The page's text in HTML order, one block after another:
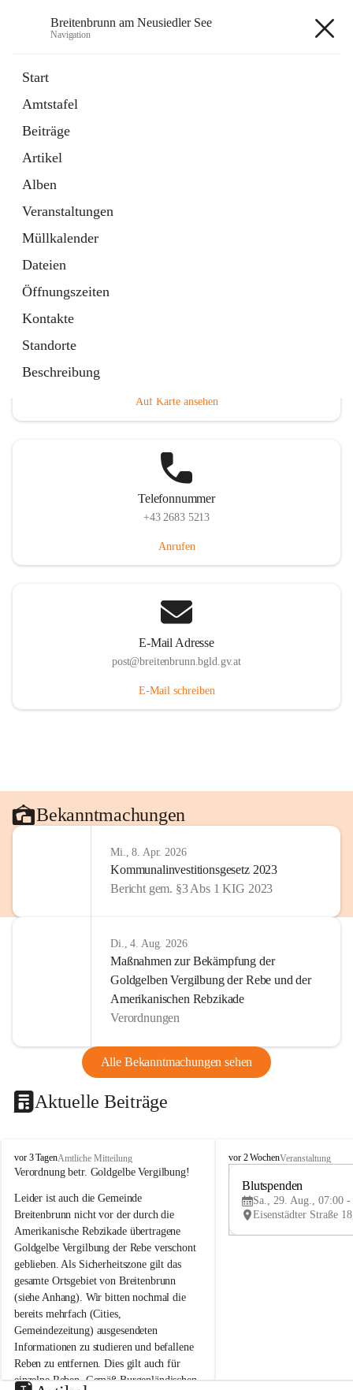
Breitenbrunn am Neusiedler See
Navigation
Start
Amtstafel
Beiträge
Artikel
Alben
Veranstaltungen
Müllkalender
Dateien
Öffnungszeiten
Kontakte
Standorte
Beschreibung
18 Schnellzugriffe
Gemeindeservice
Auf Karte ansehen
Telefonnummer
+43 2683 5213
Anrufen
E-Mail Adresse
post@breitenbrunn.bgld.gv.at
E-Mail schreiben
Bekanntmachungen
Mi., 8. Apr. 2026
Kommunalinvestitionsgesetz 2023
Bericht gem. §3 Abs 1 KIG 2023
Di., 4. Aug. 2026
Maßnahmen zur Bekämpfung der
Goldgelben Vergilbung der Rebe und der
Amerikanischen Rebzikade
Verordnungen
Alle Bekanntmachungen sehen
Aktuelle Beiträge
B
r
i
t
e
n
b
r
u
n
n
a
m
N
e
u
vor 3 TagenAmtliche Mitteilung
Verordnung betr. Goldgelbe Vergilbung!
Leider ist auch die Gemeinde
Breitenbrunn nicht vor der durch die
Amerikanische Rebzikade übertragene
Goldgelbe Vergilbung der Rebe verschont
geblieben. Als Sicherheitszone gilt das
gesamte Ortsgebiet von Breitenbrunn
(siehe Anhang). Wir bitten nochmal die
bereits mehrfach (Cities,
Gemeindezeitung) ausgesendeten
Informationen zu studieren und befallene
Reben zu entfernen. Dies gilt auch für
einzelne Reben. Gemäß Burgenländischen
B
e
u
vor 2 WochenVeranstaltung
Blutspenden
Sa., 29. Aug., 07:00 -